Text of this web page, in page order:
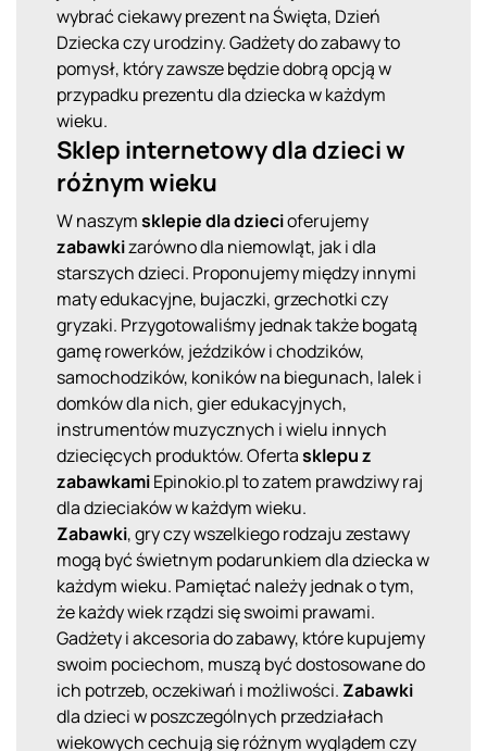
wybrać ciekawy prezent na Święta, Dzień
Dziecka czy urodziny. Gadżety do zabawy to
pomysł, który zawsze będzie dobrą opcją w
przypadku prezentu dla dziecka w każdym
wieku.
Sklep internetowy dla dzieci w
różnym wieku
W naszymsklepie dla dziecioferujemy
zabawkizarówno dla niemowląt, jak i dla
starszych dzieci. Proponujemy między innymi
maty edukacyjne, bujaczki, grzechotki czy
gryzaki. Przygotowaliśmy jednak także bogatą
gamę rowerków, jeździków i chodzików,
samochodzików, koników na biegunach, lalek i
domków dla nich, gier edukacyjnych,
instrumentów muzycznych i wielu innych
dziecięcych produktów. Ofertasklepu z
zabawkamiEpinokio.pl to zatem prawdziwy raj
dla dzieciaków w każdym wieku.
Zabawki, gry czy wszelkiego rodzaju zestawy
mogą być świetnym podarunkiem dla dziecka w
każdym wieku. Pamiętać należy jednak o tym,
że każdy wiek rządzi się swoimi prawami.
Gadżety i akcesoria do zabawy, które kupujemy
swoim pociechom, muszą być dostosowane do
ich potrzeb, oczekiwań i możliwości. Zabawki
dla dzieci w poszczególnych przedziałach
wiekowych cechują się różnym wyglądem czy